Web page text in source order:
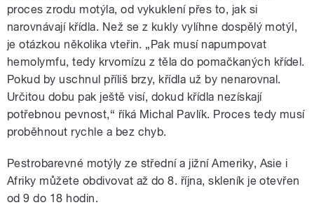
proces zrodu motýla, od vykuklení přes to, jak si
narovnávají křídla. Než se z kukly vylíhne dospělý motýl,
je otázkou několika vteřin. „Pak musí napumpovat
hemolymfu, tedy krvomízu z těla do pomačkaných křídel.
Pokud by uschnul příliš brzy, křídla už by nenarovnal.
Určitou dobu pak ještě visí, dokud křídla nezískají
potřebnou pevnost,“ říká Michal Pavlík. Proces tedy musí
proběhnout rychle a bez chyb.
Pestrobarevné motýly ze střední a jižní Ameriky, Asie i
Afriky můžete obdivovat až do 8. října, skleník je otevřen
od 9 do 18 hodin.